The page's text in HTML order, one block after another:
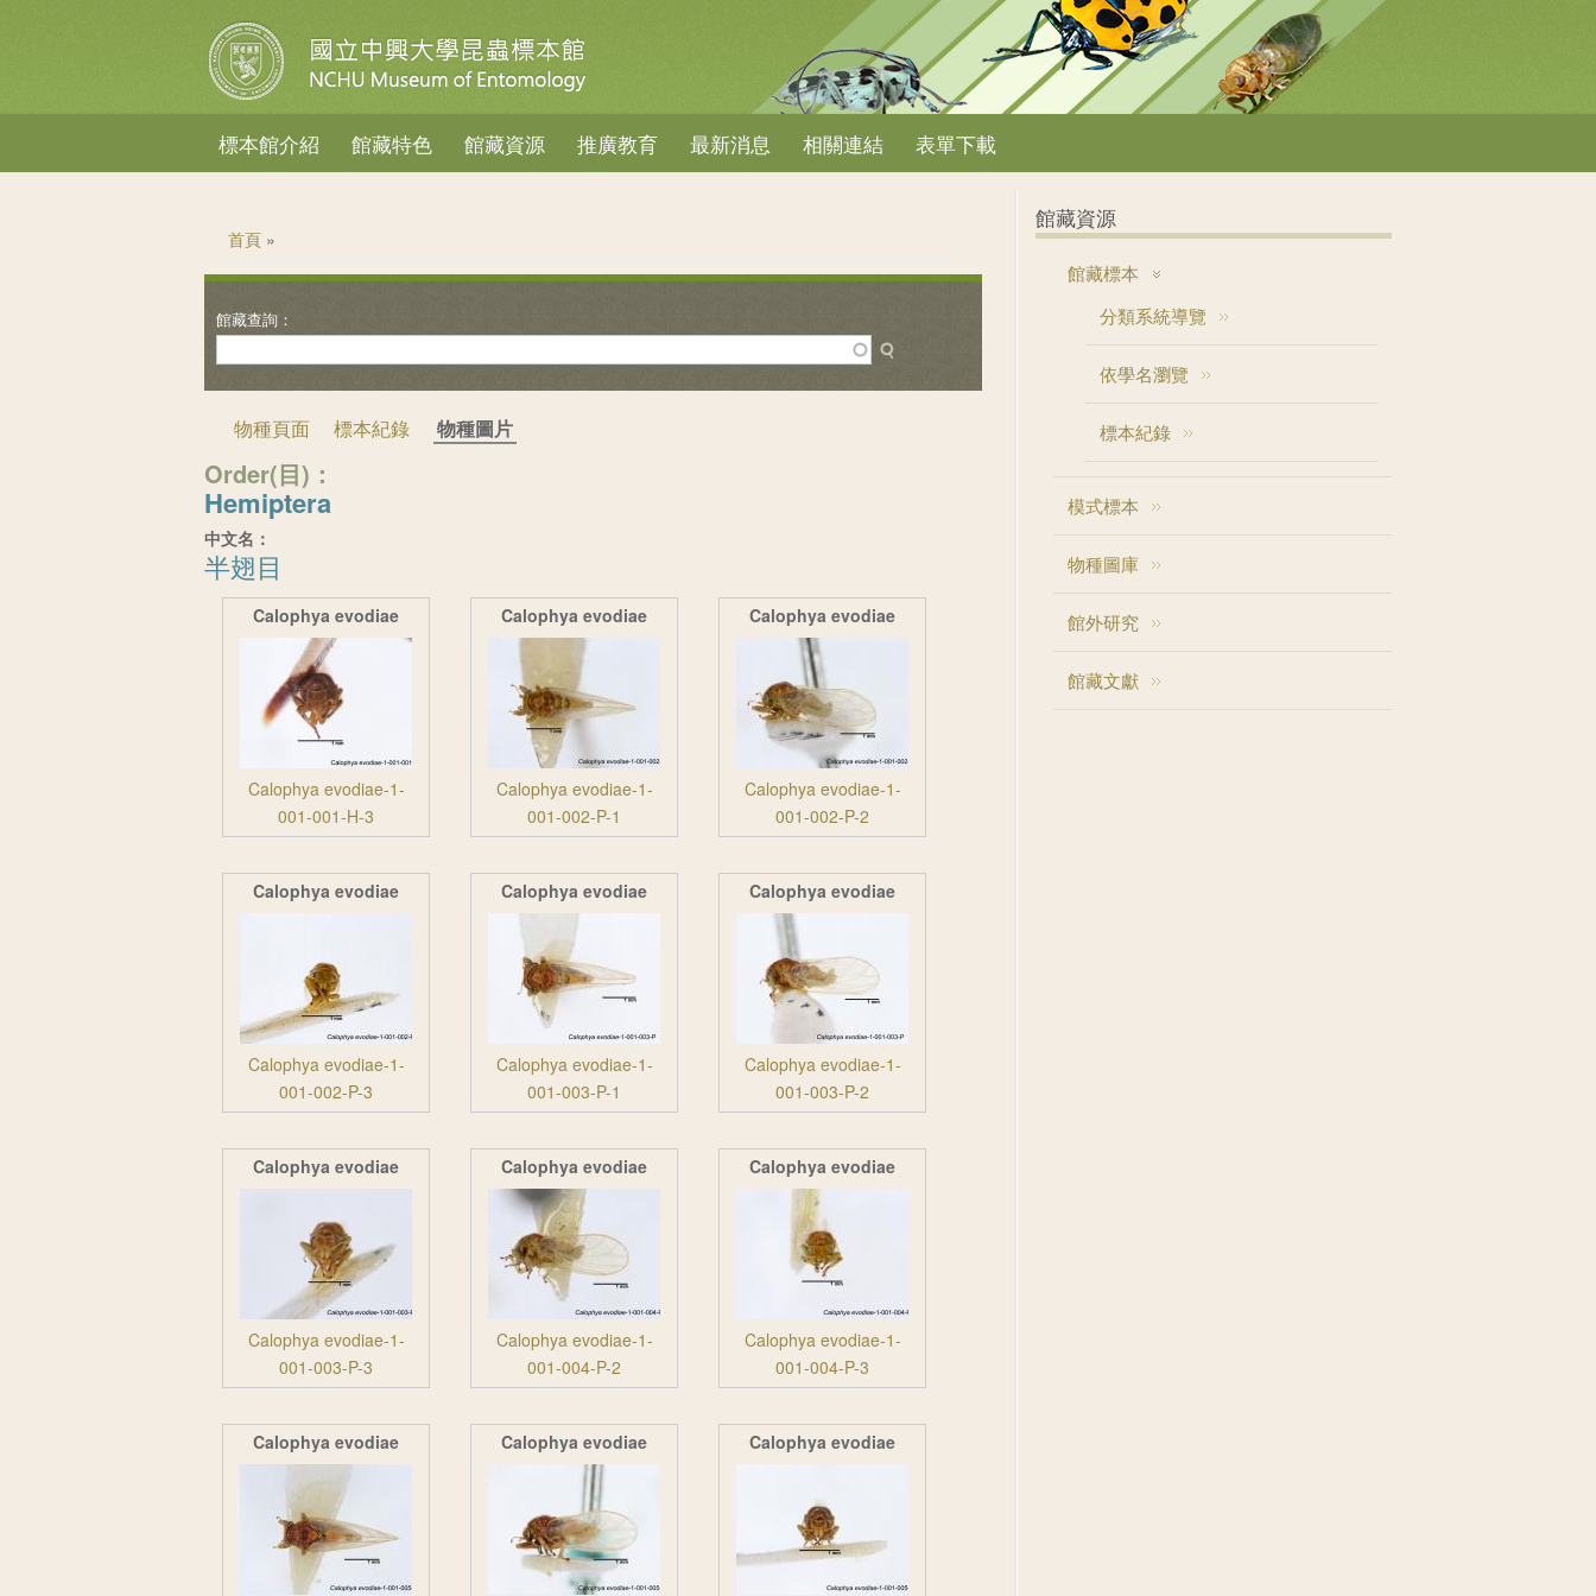
標本館介紹 館藏特色 館藏資源 推廣教育 最新消息 相關連結 表單下載
首頁 »
物種頁面 標本紀錄 物種圖片
Order(目)：
Hemiptera
中文名：
半翅目
Calophya evodiae
Calophya evodiae-1-
001-001-H-3
Calophya evodiae
Calophya evodiae-1-
001-002-P-1
Calophya evodiae
Calophya evodiae-1-
001-002-P-2
Calophya evodiae
Calophya evodiae-1-
001-002-P-3
Calophya evodiae
Calophya evodiae-1-
001-003-P-1
Calophya evodiae
Calophya evodiae-1-
001-003-P-2
Calophya evodiae
Calophya evodiae-1-
001-003-P-3
Calophya evodiae
Calophya evodiae-1-
001-004-P-2
Calophya evodiae
Calophya evodiae-1-
001-004-P-3
Calophya evodiae Calophya evodiae Calophya evodiae
館藏資源
館藏標本
分類系統導覽
依學名瀏覽
標本紀錄
模式標本
物種圖庫
館外研究
館藏文獻